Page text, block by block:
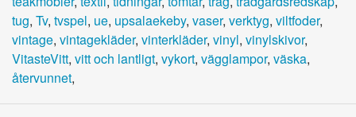
tug, Tv, tvspel, ue, upsalaekeby, vaser, verktyg, viltfoder,
vintage, vintagekläder, vinterkläder, vinyl, vinylskivor,
VitasteVitt, vitt och lantligt, vykort, vägglampor, väska,
återvunnet,